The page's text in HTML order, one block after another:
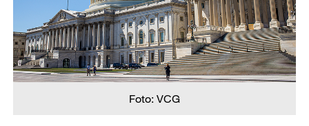
Foto: VCG